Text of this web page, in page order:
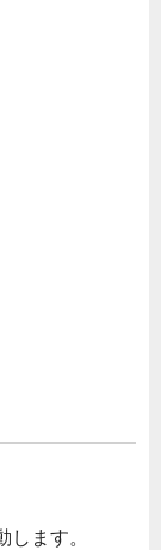
ます。